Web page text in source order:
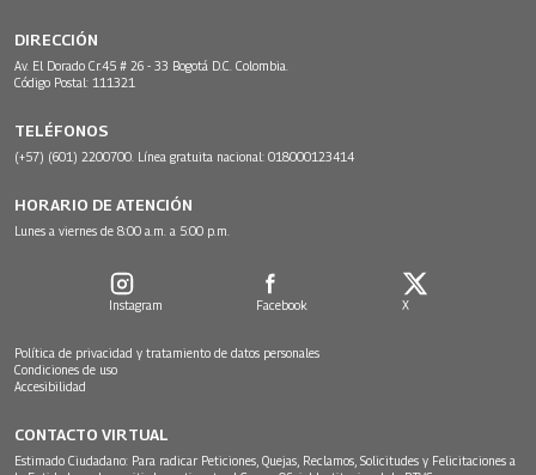
DIRECCIÓN
Av. El Dorado Cr.45 # 26 - 33 Bogotá D.C. Colombia.
Código Postal: 111321
TELÉFONOS
(+57) (601) 2200700. Línea gratuita nacional: 018000123414
HORARIO DE ATENCIÓN
Lunes a viernes de 8:00 a.m. a 5:00 p.m.
Instagram Facebook X
Política de privacidad y tratamiento de datos personales
Condiciones de uso
Accesibilidad
CONTACTO VIRTUAL
Estimado Ciudadano: Para radicar Peticiones, Quejas, Reclamos, Solicitudes y Felicitaciones a